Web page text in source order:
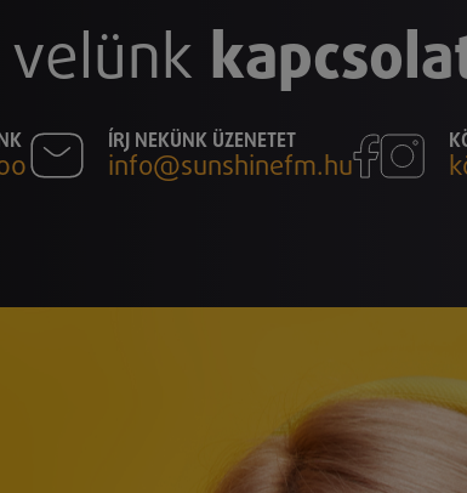
velünk
ÍRJ NEKÜNK ÜZENETET
info@sunshinefm.hu